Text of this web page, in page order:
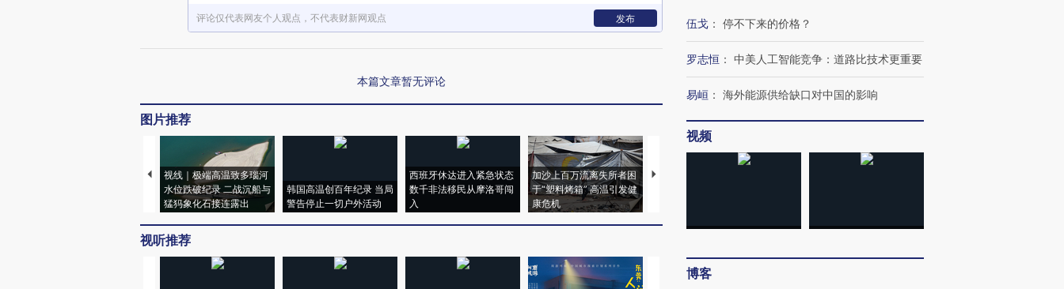
评论仅代表网友个人观点，不代表财新网观点 发布
本篇文章暂无评论
图片推荐
视线｜极端高温致多瑙河
水位跌破纪录 二战沉船与
猛犸象化石接连露出
韩国高温创百年纪录 当局
警告停止一切户外活动
西班牙休达进入紧急状态
数千非法移民从摩洛哥闯
入
加沙上百万流离失所者困
于“塑料烤箱” 高温引发健
康危机
视线｜HYROX的吸金
视听推荐
伍戈 ： 停不下来的价格？
罗志恒 ： 中美人工智能竞争：道路比技术更重要
易峘 ： 海外能源供给缺口对中国的影响
视频
博客